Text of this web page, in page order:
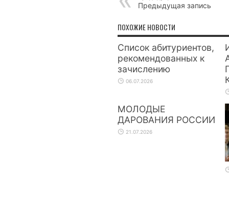
Предыдущая запись
ПОХОЖИЕ НОВОСТИ
Список абитуриентов,
рекомендованных к
зачислению
06.07.2026
МОЛОДЫЕ
ДАРОВАНИЯ РОССИИ
21.07.2026